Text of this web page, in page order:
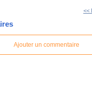
<<
Ajouter un commentaire